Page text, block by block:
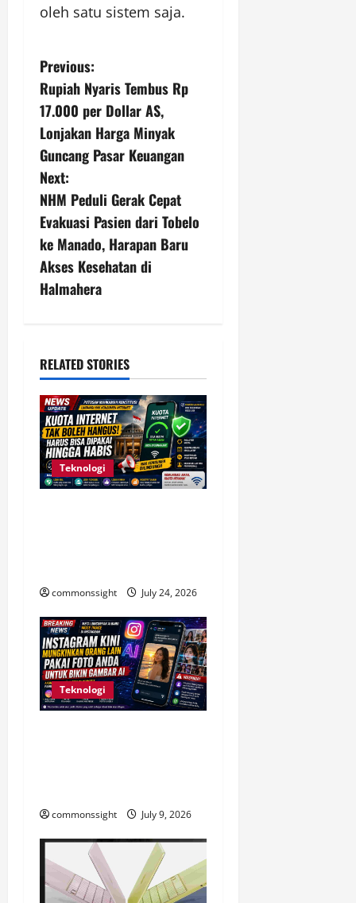
oleh satu sistem saja.
P
o
s
t
n
a
v
i
a
t
i
o
Previous:
Rupiah Nyaris Tembus Rp
17.000 per Dollar AS,
Lonjakan Harga Minyak
Guncang Pasar Keuangan
Next:
NHM Peduli Gerak Cepat
Evakuasi Pasien dari Tobelo
ke Manado, Harapan Baru
Akses Kesehatan di
Halmahera
RELATED STORIES
Teknologi
commonssight July 24, 2026
Teknologi
commonssight July 9, 2026